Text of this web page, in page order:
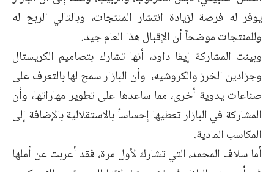
يوفر له فرصة لزيادة انتشار المنتجات، وبالتالي الربح له
وللمنتجات موضحاً أن الإقبال هذا العام جيد.
وبينت المشاركة إيفا داود، أنها تشارك بتصاميم الكريستال
وجزادين الخرز والكروشيه، وأن البازار سمح لها بالتعرف على
صناعات يدوية أخرى، مما ساعدها على تطوير مهاراتها، وأن
المشاركة في البازار تعطيها إحساساً بالاستقلالية بالإضافة إلى
المكاسب المادية.
أما سلاف المحمد، التي تشارك لأول مرة، فقد أعربت عن أملها